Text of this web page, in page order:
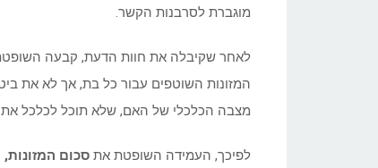
מוגברת לסרבנות הקשר.
לאחר שקיבלה את חוות הדעת, קבעה השופטת
המזונות השוטפים עבור כל בת, אך לא את
מצבה הכלכלי של האם, שלא תוכל לכלכל
לפיכך, העמידה השופטת את